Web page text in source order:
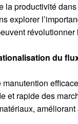
la productivité
explorer
du
manutention
et rapide des